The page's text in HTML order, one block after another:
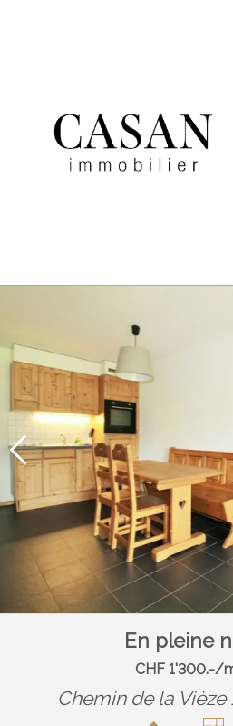
En pleine
CHF 1'300.-/
Chemin de la Vièze